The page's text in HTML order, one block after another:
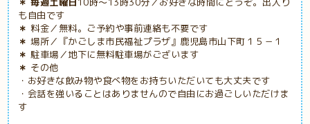
も自由です
＊ 料金／無料。ご予約や事前連絡も不要です
＊ 場所／『かごしま市民福祉プラザ』鹿児島市山下町１５－１
＊ 駐車場／地下に無料駐車場がございます
＊ その他
・お好きな飲み物や食べ物をお持ちいただいても大丈夫です
・会話を強いることはありませんので自由にお過ごしいただけま
す